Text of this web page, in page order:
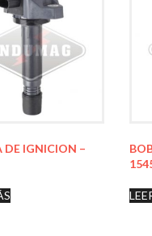
DE IGNICION –